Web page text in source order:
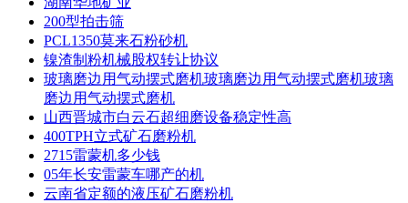
200型拍击筛
PCL1350莫来石粉砂机
镍渣制粉机械股权转让协议
玻璃磨边用气动摆式磨机玻璃磨边用气动摆式磨机玻璃
磨边用气动摆式磨机
山西晋城市白云石超细磨设备稳定性高
400TPH立式矿石磨粉机
2715雷蒙机多少钱
05年长安雷蒙车哪产的机
云南省定额的液压矿石磨粉机